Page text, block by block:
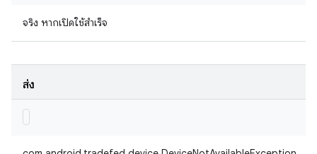
จริง หากเปิดใช้สำเร็จ
ส่ง